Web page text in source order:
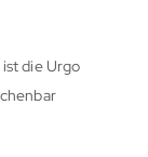
die Urgo